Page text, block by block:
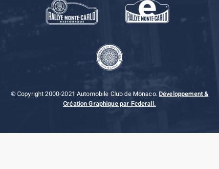
© Copyright 2000-2021 Automobile Club de Monaco. Développement &
Création Graphique par Federall.